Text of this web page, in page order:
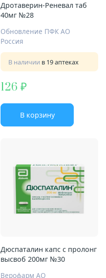
Дротаверин-Реневал таб
40мг №28
Обновление ПФК АО
Россия
В наличии в 19 аптеках
126
В корзину
Дюспаталин капс с пролонг
высвоб 200мг №30
Верофарм АО